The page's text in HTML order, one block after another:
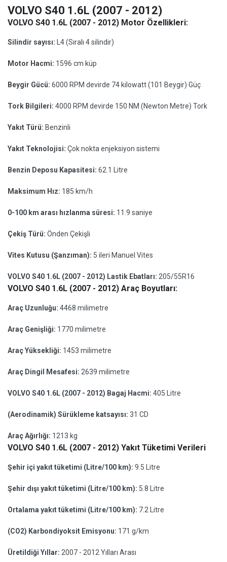
VOLVO S40 1.6L (2007 - 2012)
VOLVO S40 1.6L (2007 - 2012) Motor Özellikleri:
Silindir sayısı: L4 (Sıralı 4 silindir)
Motor Hacmi: 1596 cm küp
Beygir Gücü: 6000 RPM devirde 74 kilowatt (101 Beygir) Güç
Tork Bilgileri: 4000 RPM devirde 150 NM (Newton Metre) Tork
Yakıt Türü: Benzinli
Yakıt Teknolojisi: Çok nokta enjeksiyon sistemi
Benzin Deposu Kapasitesi: 62.1 Litre
Maksimum Hız: 185 km/h
0-100 km arası hızlanma süresi: 11.9 saniye
Çekiş Türü: Önden Çekişli
Vites Kutusu (Şanzıman): 5 ileri Manuel Vites
VOLVO S40 1.6L (2007 - 2012) Lastik Ebatları: 205/55R16
VOLVO S40 1.6L (2007 - 2012) Araç Boyutları:
Araç Uzunluğu: 4468 milimetre
Araç Genişliği: 1770 milimetre
Araç Yüksekliği: 1453 milimetre
Araç Dingil Mesafesi: 2639 milimetre
VOLVO S40 1.6L (2007 - 2012) Bagaj Hacmi: 405 Litre
(Aerodinamik) Sürükleme katsayısı: 31 CD
Araç Ağırlığı: 1213 kg
VOLVO S40 1.6L (2007 - 2012) Yakıt Tüketimi Verileri
Şehir içi yakıt tüketimi (Litre/100 km): 9.5 Litre
Şehir dışı yakıt tüketimi (Litre/100 km): 5.8 Litre
Ortalama yakıt tüketimi (Litre/100 km): 7.2 Litre
(CO2) Karbondiyoksit Emisyonu: 171 g/km
Üretildiği Yıllar: 2007 - 2012 Yılları Arası